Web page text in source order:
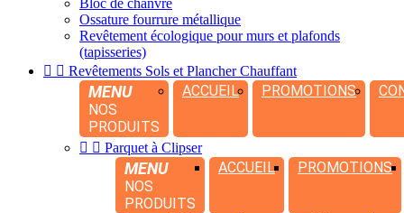
Bloc de chanvre
Ossature fourrure métallique
Revêtement écologique pour murs et plafonds
(tapisseries)
  Revêtements Sols et Plancher Chauffant
MENU
NOS
PRODUITS
ACCUEIL PROMOTIONS
  Parquet à Clipser
MENU
NOS
PRODUITS
ACCUEIL PROMOTIONS